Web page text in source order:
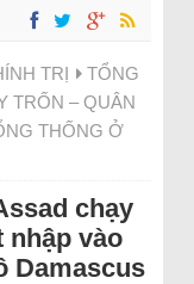
TRỊ
TỔNG
TRỐN – QUÂN
THỐNG Ở
chạy
nhập vào
Damascus